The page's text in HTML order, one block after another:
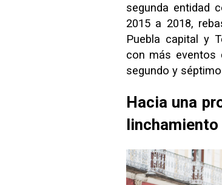
segunda entidad
2015 a 2018,
Puebla capital y
con más eventos
segundo y
Hacia una
linchamiento